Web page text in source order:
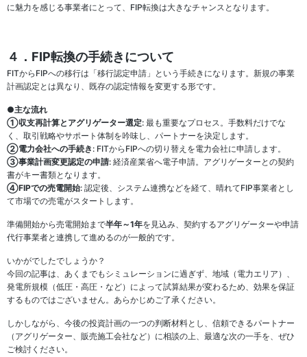
に魅力を感じる事業者にとって、FIP転換は大きなチャンスとなります。
４．FIP転換の手続きについて
FITからFIPへの移行は「移行認定申請」という手続きになります。新規の事業
計画認定とは異なり、既存の認定情報を変更する形です。
●主な流れ
①収支再計算とアグリゲーター選定: 最も重要なプロセス。手数料だけでな
く、取引戦略やサポート体制を吟味し、パートナーを決定します。
②電力会社への手続き : FITからFIPへの切り替えを電力会社に申請します。
③事業計画変更認定の申請: 経済産業省へ電子申請。アグリゲーターとの契約
書がキー書類となります。
④FIPでの売電開始: 認定後、システム連携などを経て、晴れてFIP事業者とし
て市場での売電がスタートします。
準備開始から売電開始まで半年～1年を見込み、契約するアグリゲーターや申請
代行事業者と連携して進めるのが一般的です。
いかがでしたでしょうか？
今回の記事は、あくまでもシミュレーションに過ぎず、地域（電力エリア）、
発電所規模（低圧・高圧・など）によって試算結果が変わるため、効果を保証
するものではございません。あらかじめご了承ください。
しかしながら、今後の投資計画の一つの判断材料とし、信頼できるパートナー
（アグリゲーター、販売施工会社など）に相談の上、最適な次の一手を、ぜひ
ご検討ください。